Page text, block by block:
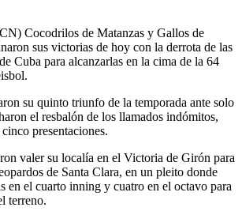
Cocodrilos de Matanzas y Gallos de
sus victorias de hoy con la derrota de las
Cuba para alcanzarlas en la cima de la 64
su quinto triunfo de la temporada ante solo
el resbalón de los llamados indómitos,
presentaciones.
valer su localía en el Victoria de Girón para
de Santa Clara, en un pleito donde
en el cuarto inning y cuatro en el octavo para
terreno.